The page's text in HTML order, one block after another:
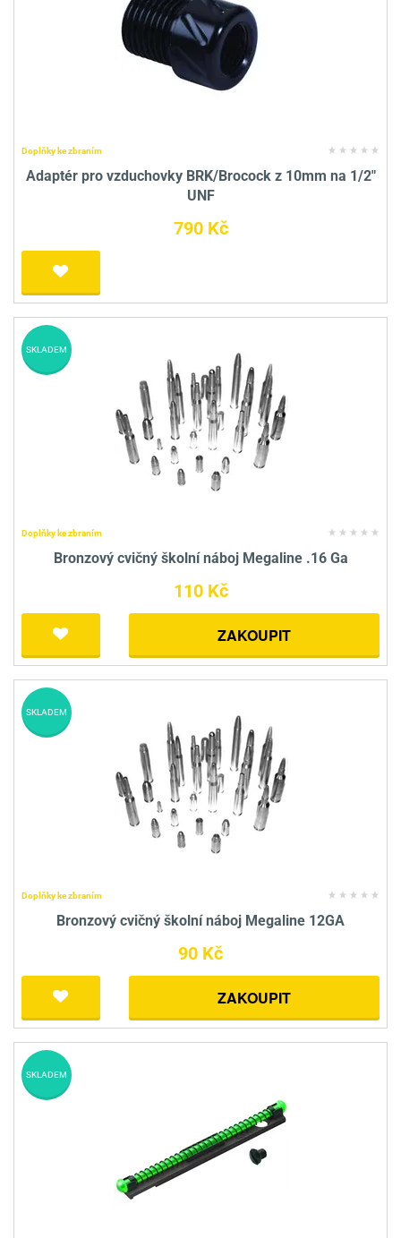
Doplňky ke zbraním
Adaptér pro vzduchovky BRK/Brocock z 10mm na 1/2"
UNF
790 Kč
Doplňky ke zbraním
Bronzový cvičný školní náboj Megaline .16 Ga
110 Kč
ZAKOUPIT
SKLADEM
Doplňky ke zbraním
Bronzový cvičný školní náboj Megaline 12GA
90 Kč
ZAKOUPIT
SKLADEM
SKLADEM